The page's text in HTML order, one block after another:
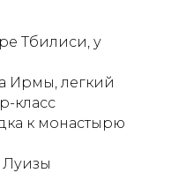
Тбилиси, у
Ирмы, легкий
класс
к монастырю